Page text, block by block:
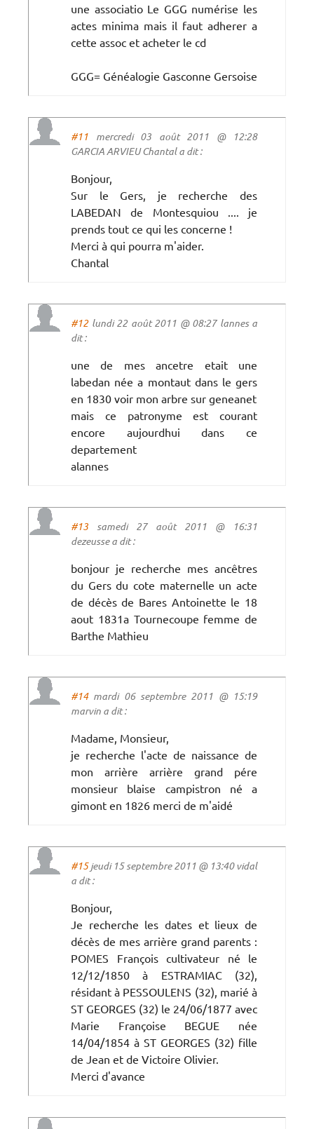
une associatio Le GGG numérise les
actes minima mais il faut adherer a
cette assoc et acheter le cd
GGG= Généalogie Gasconne Gersoise
#11 mercredi 03 août 2011 @ 12:28
GARCIA ARVIEU Chantal a dit :
Bonjour,
Sur le Gers, je recherche des
LABEDAN de Montesquiou .... je
prends tout ce qui les concerne !
Merci à qui pourra m'aider.
Chantal
#12lundi 22 août 2011 @ 08:27 lannes a
dit :
une de mes ancetre etait une
labedan née a montaut dans le gers
en 1830 voir mon arbre sur geneanet
mais ce patronyme est courant
encore aujourdhui dans ce
departement
alannes
#13 samedi 27 août 2011 @ 16:31
dezeusse a dit :
bonjour je recherche mes ancêtres
du Gers du cote maternelle un acte
de décès de Bares Antoinette le 18
aout 1831a Tournecoupe femme de
Barthe Mathieu
#14mardi 06 septembre 2011 @ 15:19
marvin a dit :
Madame, Monsieur,
je recherche l'acte de naissance de
mon arrière arrière grand pére
monsieur blaise campistron né a
gimont en 1826 merci de m'aidé
#15jeudi 15 septembre 2011 @ 13:40 vidal
a dit :
Bonjour,
Je recherche les dates et lieux de
décès de mes arrière grand parents :
POMES François cultivateur né le
12/12/1850 à ESTRAMIAC (32),
résidant à PESSOULENS (32), marié à
ST GEORGES (32) le 24/06/1877 avec
Marie Françoise BEGUE née
14/04/1854 à ST GEORGES (32) fille
de Jean et de Victoire Olivier.
Merci d'avance